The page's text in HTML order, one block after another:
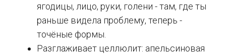
ягодицы, лицо, руки, голени - там, где ты
раньше видела проблему, теперь -
точёные формы.
Разглаживает целлюлит: апельсиновая